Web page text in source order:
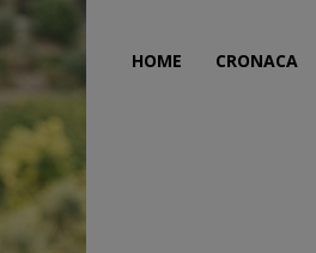
HOME CRONACA